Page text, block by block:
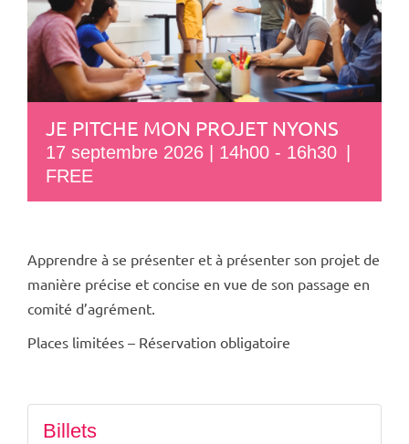
JE PITCHE MON PROJET NYONS
17 septembre 2026 | 14h00 - 16h30
FREE
Apprendre à se présenter et à présenter son projet de
manière précise et concise en vue de son passage en
comité d’agrément.
Places limitées – Réservation obligatoire
Billets